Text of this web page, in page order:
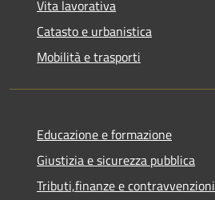
Vita lavorativa
Catasto e urbanistica
Mobilità e trasporti
Educazione e formazione
Giustizia e sicurezza pubblica
Tributi,finanze e contravvenzioni